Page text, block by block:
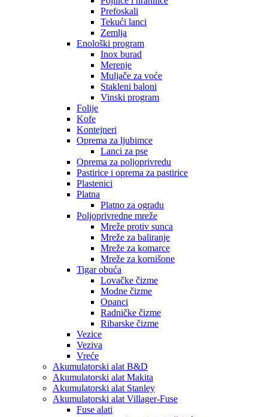
Prefoskali
Tekući lanci
Zemlja
Enološki program
Inox burad
Merenje
Muljače za voće
Stakleni baloni
Vinski program
Folije
Kofe
Kontejneri
Oprema za ljubimce
Lanci za pse
Oprema za poljoprivredu
Pastirice i oprema za pastirice
Plastenici
Platna
Platno za ogradu
Poljoprivredne mreže
Mreže protiv sunca
Mreže za baliranje
Mreže za komarce
Mreže za kornišone
Tigar obuća
Lovačke čizme
Modne čizme
Opanci
Radničke čizme
Ribarske čizme
Vezice
Veziva
Vreće
Akumulatorski alat B&D
Akumulatorski alat Makita
Akumulatorski alat Stanley
Akumulatorski alat Villager-Fuse
Fuse alati